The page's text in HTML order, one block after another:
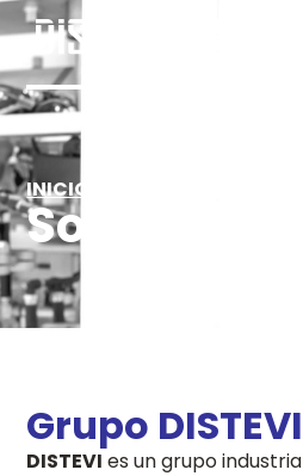
INICIO
Sobre
Grupo DISTEVI
DISTEVI es un grupo